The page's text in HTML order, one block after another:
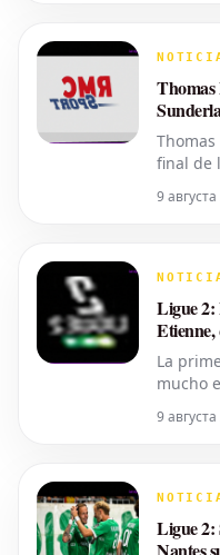
italiano
club ma
Thomas
final de
League
las
verano.
9
Ligue 2:
Etienne,
La
mucho
la
9
Ligue 2: